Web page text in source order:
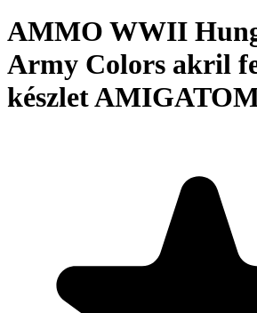
AMMO WWII
Army Colors akril
készlet